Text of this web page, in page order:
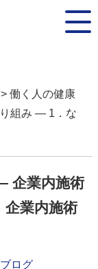
働く人の健康
組み ― 1．な
企業内施術
業内施術
ブログ